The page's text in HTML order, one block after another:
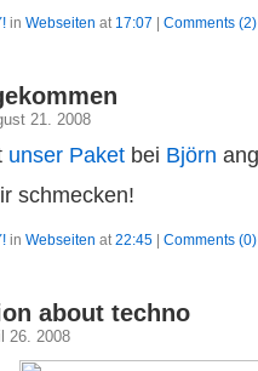
in Webseiten at 17:07 Comments (2)
21. 2008
unser Paket bei Björn
schmecken!
in Webseiten at22:45 Comments (0)
about techno
26. 2008